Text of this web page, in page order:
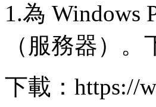
1.為 Windows
（服務器）。
下載：https://